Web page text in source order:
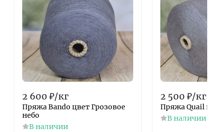
2 600 ₽/кг
Пряжа Bando цвет Грозовое
небо
В наличии
2 500 ₽/кг
Пряжа Quail
В наличии